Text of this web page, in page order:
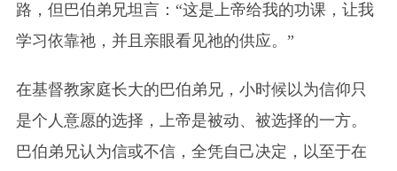
路，但巴伯弟兄坦言：“这是上帝给我的功课，让我
学习依靠祂，并且亲眼看见祂的供应。”
在基督教家庭长大的巴伯弟兄，小时候以为信仰只
是个人意愿的选择，上帝是被动、被选择的一方。
巴伯弟兄认为信或不信，全凭自己决定，以至于在